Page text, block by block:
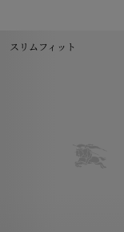
スリムフィット